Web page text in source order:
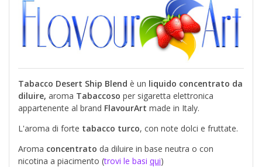
Tabacco Desert Ship Blend è un liquido concentrato da
diluire, aroma Tabaccoso per sigaretta elettronica
appartenente al brand FlavourArt made in Italy.
L'aroma di forte tabacco turco, con note dolci e fruttate.
Aroma concentrato da diluire in base neutra o con
nicotina a piacimento (trovi le basi qui)